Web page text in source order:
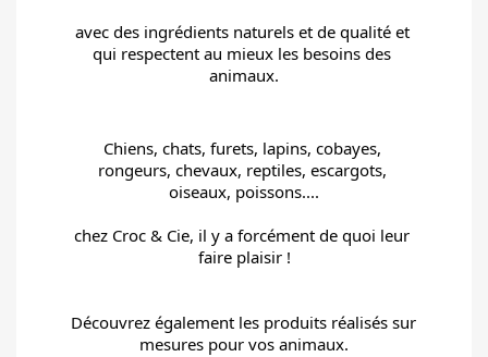
avec des ingrédients naturels et de qualité et
qui respectent au mieux les besoins des
animaux.
Chiens, chats, furets, lapins, cobayes,
rongeurs, chevaux, reptiles, escargots,
oiseaux, poissons....
chez Croc & Cie, il y a forcément de quoi leur
faire plaisir !
Découvrez également les produits réalisés sur
mesures pour vos animaux.